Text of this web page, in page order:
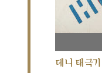
데니 태극기